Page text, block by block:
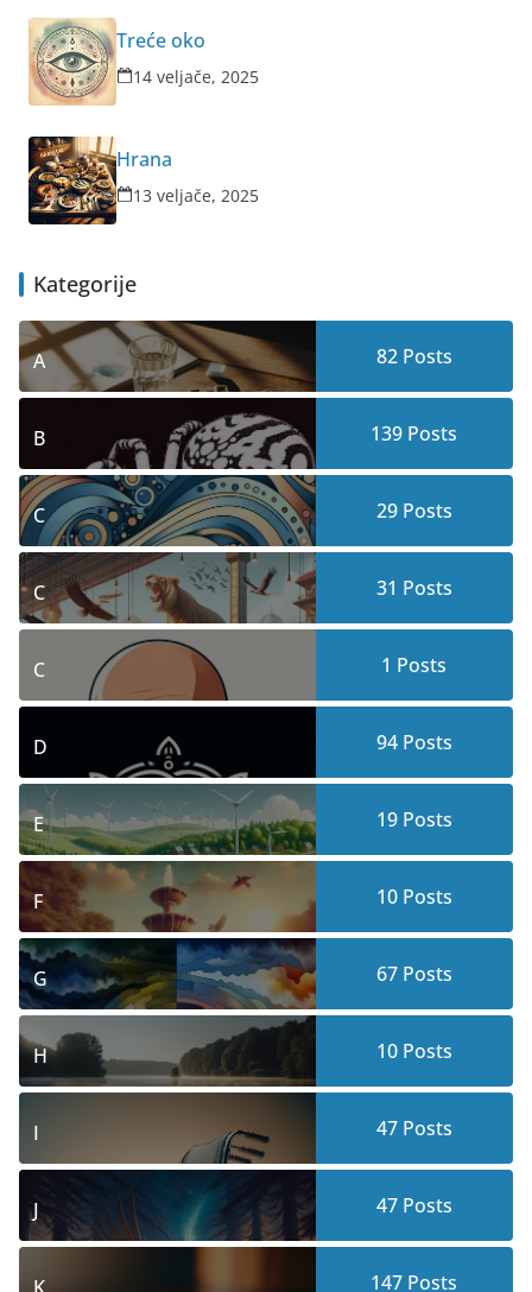
Treće oko
14 veljače, 2025
Hrana
13 veljače, 2025
Kategorije
A 82Posts
B 139 Posts
C 29Posts
C 31 Posts
C 1 Posts
D 94Posts
E 19Posts
F 10Posts
G 67Posts
H 10Posts
I 47Posts
J 47Posts
K 147 Posts